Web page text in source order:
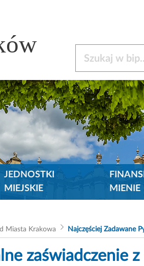
JEDNOSTKI
MIEJSKIE
MIENIE
Miasta Krakowa Najczęściej Zadawane
zaświadczenie